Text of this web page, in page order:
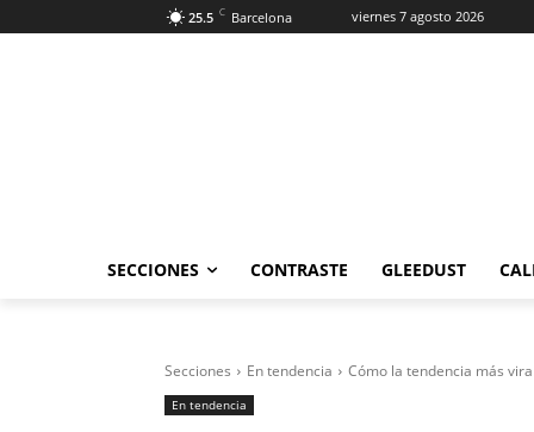
25.5 C Barcelona viernes 7 agosto 2026
SECCIONES CONTRASTE GLEEDUST
Secciones En tendencia Cómo la tendencia más
En tendencia